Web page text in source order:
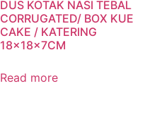
DUS KOTAK NASI TEBAL
CORRUGATED/ BOX KUE
CAKE / KATERING
18x18x7CM
Read more